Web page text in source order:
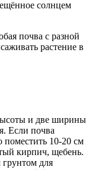
солнцем
почва с разной
растение в
и две ширины
Если почва
поместить 10-20 см
кирпич, щебень.
для